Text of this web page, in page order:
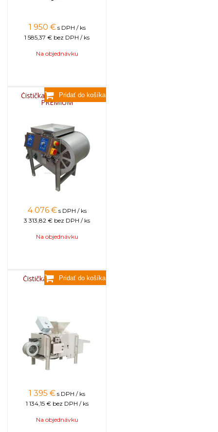
1 950 € s DPH / ks
1 585,37 € bez DPH / ks
Na objednávku
Čistička peľu nerezová,
PREMIUM
4 076 € s DPH / ks
3 313,82 € bez DPH / ks
Na objednávku
Čistička peľu OPTIMA
1 395 € s DPH / ks
1 134,15 € bez DPH / ks
Na objednávku